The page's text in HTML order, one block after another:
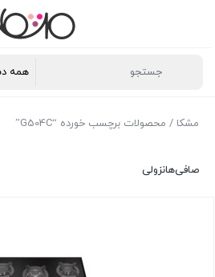
مشکا / محصولات برچسب خورده “G504C”
صافی‌هانزولی